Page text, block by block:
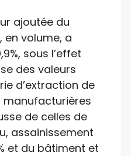
ajoutée du
en volume, a
sous l’effet
des valeurs
d’extraction de
manufacturières
de celles de
assainissement
et du bâtiment et